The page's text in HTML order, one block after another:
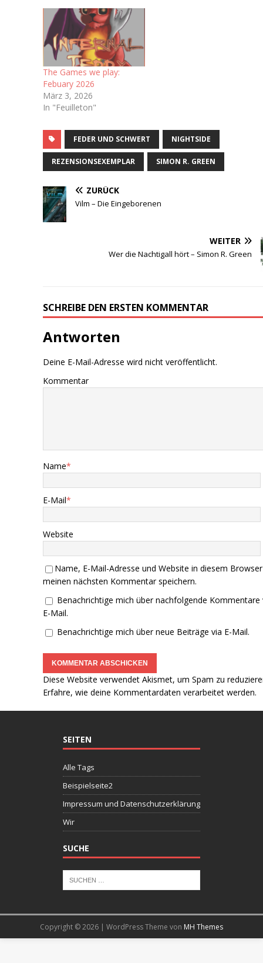
The Games we play:
Febuary 2026
März 3, 2026
In "Feuilleton"
FEDER UND SCHWERT NIGHTSIDE
REZENSIONSEXEMPLAR SIMON R. GREEN
ZURÜCK
Vilm – Die Eingeborenen
WEITER
Wer die Nachtigall hört – Simon R. Green
SCHREIBE DEN ERSTEN KOMMENTAR
Antworten
Deine E-Mail-Adresse wird nicht veröffentlicht.
Kommentar
Name*
E-Mail*
Website
Name, E-Mail-Adresse und Website in diesem
meinen nächsten Kommentar speichern.
Benachrichtige mich über nachfolgende Kommentare
E-Mail.
Benachrichtige mich über neue Beiträge via E-Mail.
Diese Website verwendet Akismet, um Spam zu
Erfahre, wie deine Kommentardaten verarbeitet werden.
SEITEN
Alle Tags
Beispielseite2
Impressum und Datenschutzerklärung
Wir
SUCHE
Copyright © 2026 | WordPress Theme von MH Themes